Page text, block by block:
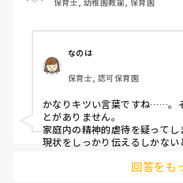
る発言で不安や恐怖を与える
ような場面が複数回あった。
・当然のように腕を引っ張る
わりで、子供が脅える/固まる/
報が来たとて改善無し)
etc.....他にもあげようと思えば
ふたり担任だったため、逃げ
怒鳴られ続け、うつ病を発症し
ただこういう人ばかりいる保
「こっちくるな」(といいなが
「蝋人形でころしてやる」な
これで不適切保育をするなと、
しないように、努めています。
でも、保育士の人権は？こん
を愛せる？と思ってしまいま
みなさんなら、こういう子ど
怒らずに居られる人が正解で
なのは
保育士, 認可保育園
かなりキツい言葉ですね……。
とがありません。
家庭内の精神的虐待を疑って
現状をしっかり伝えるしかない
そうした発言を受けたら、ち
回答をも